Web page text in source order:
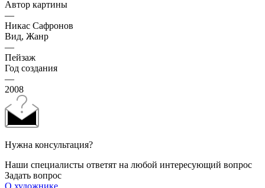
Автор картины
—
Никас Сафронов
Вид, Жанр
—
Пейзаж
Год создания
—
2008
Нужна консультация?
Наши специалисты ответят на любой интересующий вопрос
Задать вопрос
О художнике